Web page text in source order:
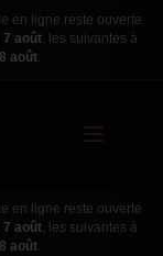
en ligne reste ouverte
7 août, les suivantes à
août.
en ligne reste ouverte
7 août, les suivantes à
août.